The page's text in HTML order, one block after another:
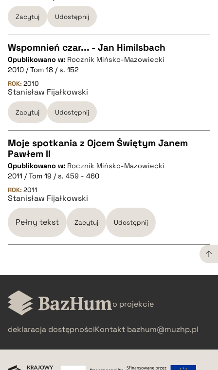
BIBTEX
pobierz cytat
Zacytuj Udostępnij
CZYSTY TEKST
pobierz cytat
BIBTEX
pobierz cytat
Wspomnień czar... - Jan Himilsbach
Opublikowano w: Rocznik Mińsko-Mazowiecki
2010 / Tom 18 / s. 152
ROK: 2010
Stanisław Fijałkowski
Zacytuj Udostępnij
CZYSTY TEKST
pobierz cytat
BIBTEX
pobierz cytat
Moje spotkania z Ojcem Świętym Janem
Pawłem II
Opublikowano w: Rocznik Mińsko-Mazowiecki
2011 / Tom 19 / s. 459 - 460
ROK: 2011
Stanisław Fijałkowski
Pełny tekst Zacytuj Udostępnij
CZYSTY TEKST
pobierz cytat
BIBTEX
o projekcie
deklaracja dostępnościKontakt bazhum@muzhp.pl